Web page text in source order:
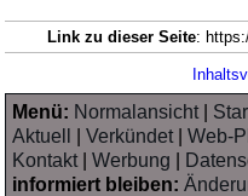
Link zu dieser Seite:
Menü: Normalansicht|
Aktuell
|Verkündet|Web-
Kontakt|Werbung
informiert bleiben: